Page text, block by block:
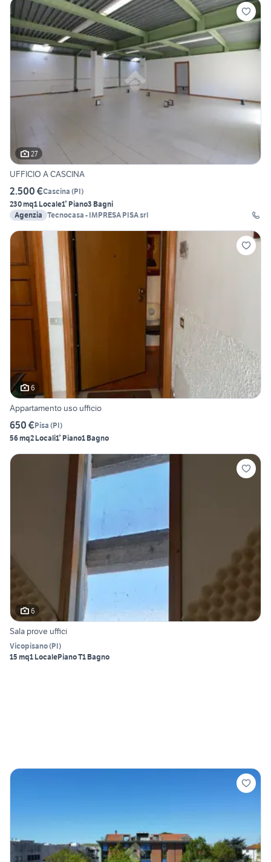
27
UFFICIO A CASCINA
2.500 €Cascina (PI)
230 mq1 Locale1° Piano3 Bagni
Agenzia Tecnocasa - IMPRESA PISA srl
6
Appartamento uso ufficio
650 €Pisa (PI)
56 mq2 Locali1° Piano1 Bagno
6
Sala prove uffici
Vicopisano(PI)
15 mq1 LocalePiano T1 Bagno